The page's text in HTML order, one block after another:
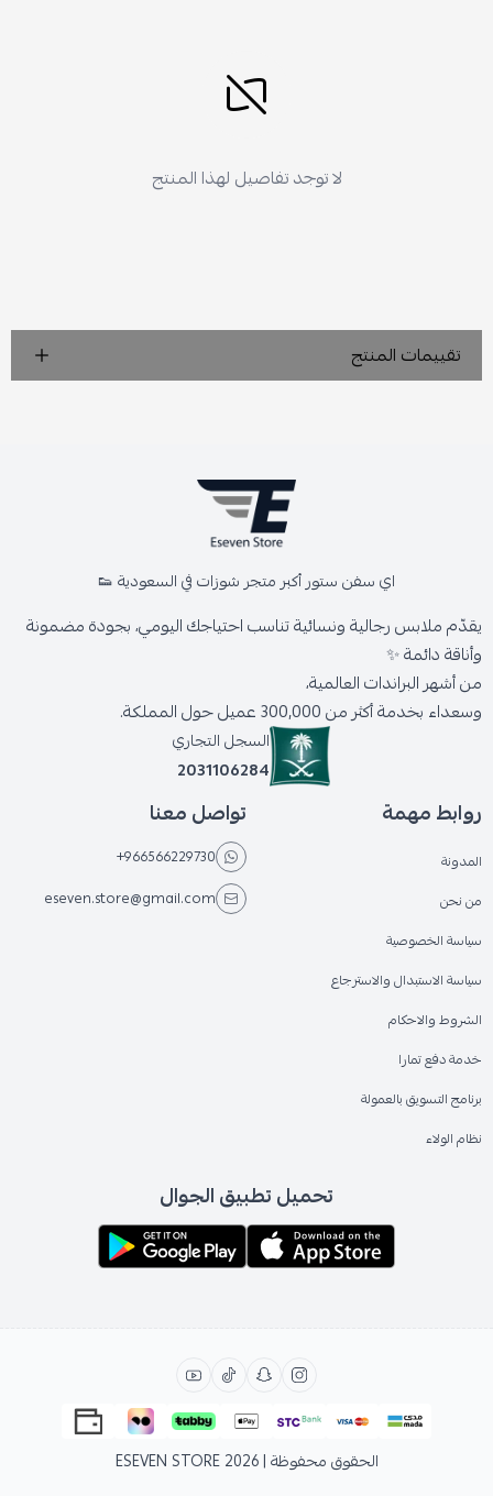
لا توجد تفاصيل لهذا المنتج
تقييمات المنتج
اي سفن ستور أكبر متجر شوزات في السعودية 👟
يقدّم ملابس رجالية ونسائية تناسب احتياجك اليومي، بجودة مضمونة
وأناقة دائمة ✨
من أشهر البراندات العالمية،
وسعداء بخدمة أكثر من 300,000 عميل حول المملكة.
السجل التجاري
2031106284
روابط مهمة
المدونة
من نحن
سياسة الخصوصية
سياسة الاستبدال والاسترجاع
الشروط والاحكام
خدمة دفع تمارا
برنامج التسويق بالعمولة
نظام الولاء
تواصل معنا
+966566229730
eseven.store@gmail.com
تحميل تطبيق الجوال
الحقوق محفوظة | 2026 ESEVEN STORE